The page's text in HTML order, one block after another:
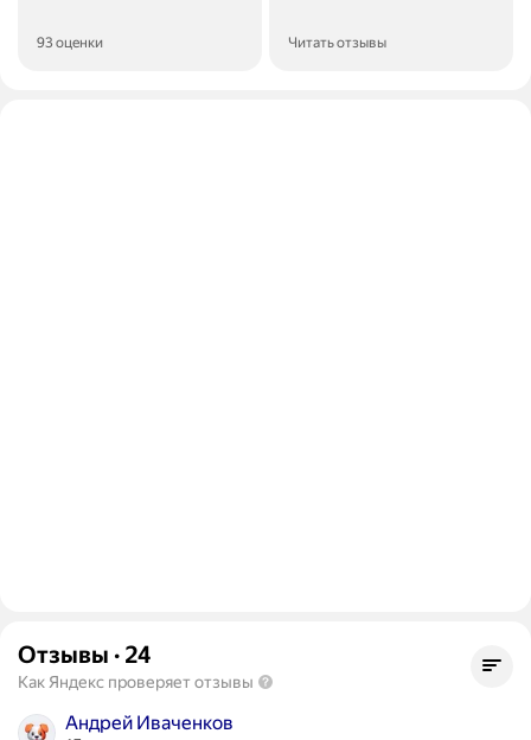
93 оценки Читать отзывы
Отзывы · 24
Как Яндекс проверяет отзывы
Андрей Иваченков